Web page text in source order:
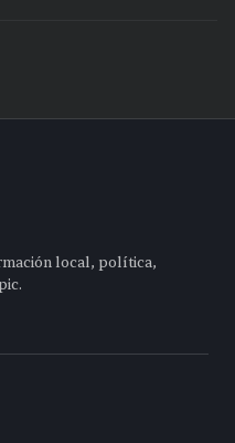
local, política,